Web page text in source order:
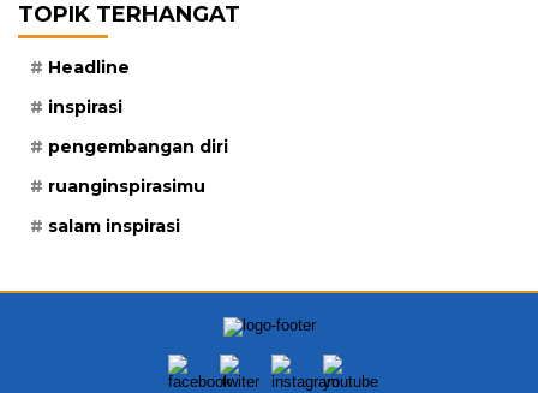
TOPIK TERHANGAT
Headline
inspirasi
pengembangan diri
ruanginspirasimu
salam inspirasi